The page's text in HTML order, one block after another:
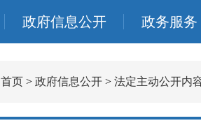
政府信息公开 政务服务
首页 > 政府信息公开 > 法定主动公开内